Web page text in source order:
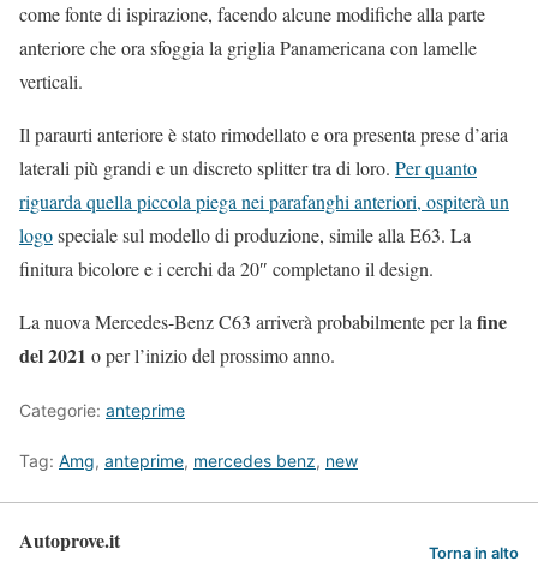
come fonte di ispirazione, facendo alcune modifiche alla parte
anteriore che ora sfoggia la griglia Panamericana con lamelle
verticali.
Il paraurti anteriore è stato rimodellato e ora presenta prese d’aria
laterali più grandi e un discreto splitter tra di loro. Per quanto
riguarda quella piccola piega nei parafanghi anteriori, ospiterà un
logospeciale sul modello di produzione, simile alla E63. La
finitura bicolore e i cerchi da 20″ completano il design.
La nuova Mercedes-Benz C63 arriverà probabilmente per lafine
del 2021 o per l’inizio del prossimo anno.
Categorie: anteprime
Tag: Amg, anteprime, mercedes benz, new
Autoprove.it Torna in alto